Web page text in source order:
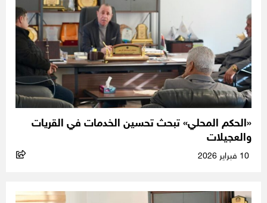
«الحكم المحلي» تبحث تحسين الخدمات في القريات
والعجيلات